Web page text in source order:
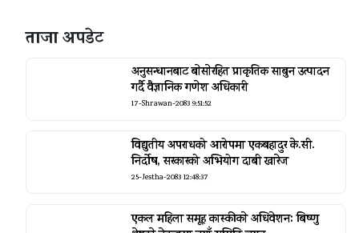
ताजा अपडेट
अनुसन्धानबाट बाेसाेरहित प्राकृतिक साबुन उत्पादन
गर्दै वैज्ञानिक गणेश अधिकारी
17-Shrawan-2083 9:51:52
विद्युतीय अपराधको आरोपमा एकबहादुर के.सी.
निर्दोष, सरकारको अभियोग दाबी खारेज
25-Jestha-2083 12:48:37
एकल महिला समूह कास्कीकाे अधिवेशन: बिष्णु